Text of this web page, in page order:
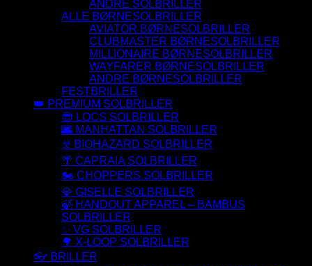
ANDRE SOLBRILLER
ALLE BØRNESOLBRILLER
AVIATOR BØRNESOLBRILLER
CLUBMASTER BØRNESOLBRILLER
MILLIONAIRE BØRNESOLBRILLER
WAYFARER BØRNESOLBRILLER
ANDRE BØRNESOLBRILLER
FESTBRILLER
👑 PREMIUM SOLBRILLER
😎 LOCS SOLBRILLER
🌆 MANHATTAN SOLBRILLER
☣️ BIOHAZARD SOLBRILLER
🌴 CAPRAIA SOLBRILLER
🏍️ CHOPPERS SOLBRILLER
💎 GISELLE SOLBRILLER
🍃 HANDOUT APPAREL – BAMBUS
SOLBRILLER
✨ VG SOLBRILLER
🌳 X-LOOP SOLBRILLER
👓 BRILLER